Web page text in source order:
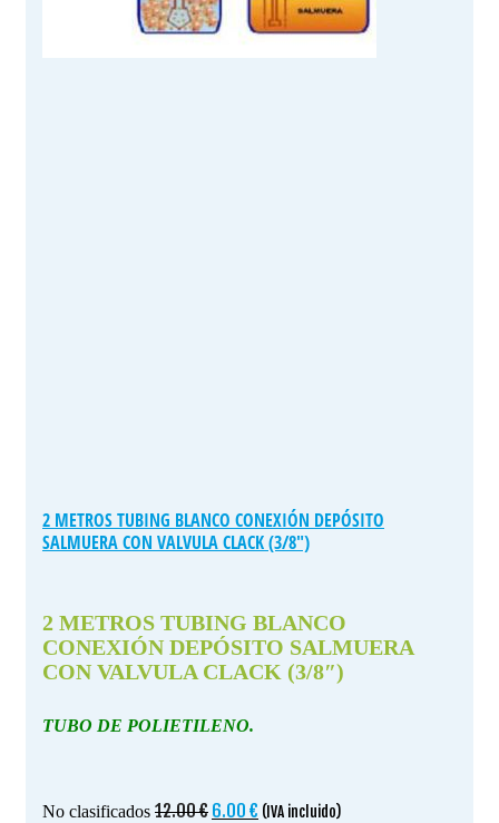
2 METROS TUBING BLANCO CONEXIÓN DEPÓSITO
SALMUERA CON VALVULA CLACK (3/8″)
2 METROS TUBING BLANCO
CONEXIÓN DEPÓSITO SALMUERA
CON VALVULA CLACK (3/8″)
TUBO DE POLIETILENO.
No clasificados 12.00€ El
6.00 € El
(IVA incluido)